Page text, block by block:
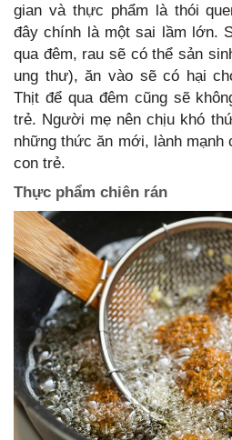
gian và thực phẩm là thói
đây chính là một sai lầm lớn.
qua đêm, rau sẽ có thể sản
ung thư), ăn vào sẽ có hại
Thịt để qua đêm cũng sẽ
trẻ. Người mẹ nên chịu khó
những thức ăn mới, lành
con trẻ.
Thực phẩm chiên rán